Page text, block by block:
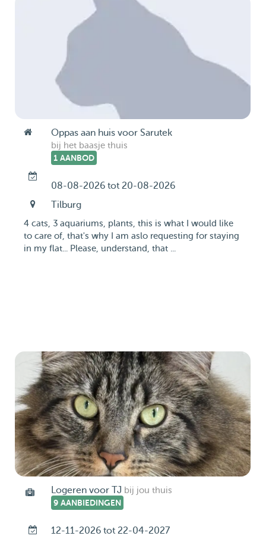
Oppas aan huis voor Sarutek
bij het baasje thuis
1 AANBOD
08-08-2026 tot 20-08-2026
Tilburg
4 cats, 3 aquariums, plants, this is what I would like
to care of, that's why I am aslo requesting for staying
in my flat... Please, understand, that ...
Logeren voor TJ bij jou thuis
9 AANBIEDINGEN
12-11-2026 tot 22-04-2027